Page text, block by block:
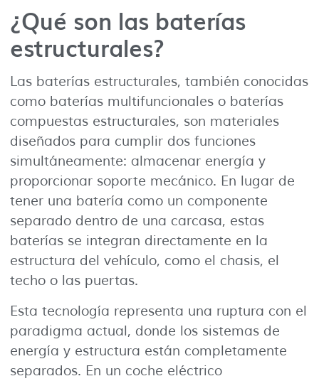
¿Qué son las baterías
estructurales?
Las baterías estructurales, también conocidas
como baterías multifuncionales o baterías
compuestas estructurales, son materiales
diseñados para cumplir dos funciones
simultáneamente: almacenar energía y
proporcionar soporte mecánico. En lugar de
tener una batería como un componente
separado dentro de una carcasa, estas
baterías se integran directamente en la
estructura del vehículo, como el chasis, el
techo o las puertas.
Esta tecnología representa una ruptura con el
paradigma actual, donde los sistemas de
energía y estructura están completamente
separados. En un coche eléctrico